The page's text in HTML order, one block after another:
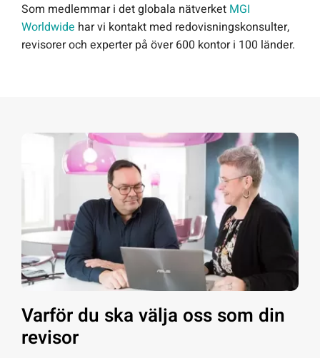
Som medlemmar i det globala nätverket MGI
Worldwide har vi kontakt med redovisningskonsulter,
revisorer och experter på över 600 kontor i 100 länder.
Varför du ska välja oss som din
revisor